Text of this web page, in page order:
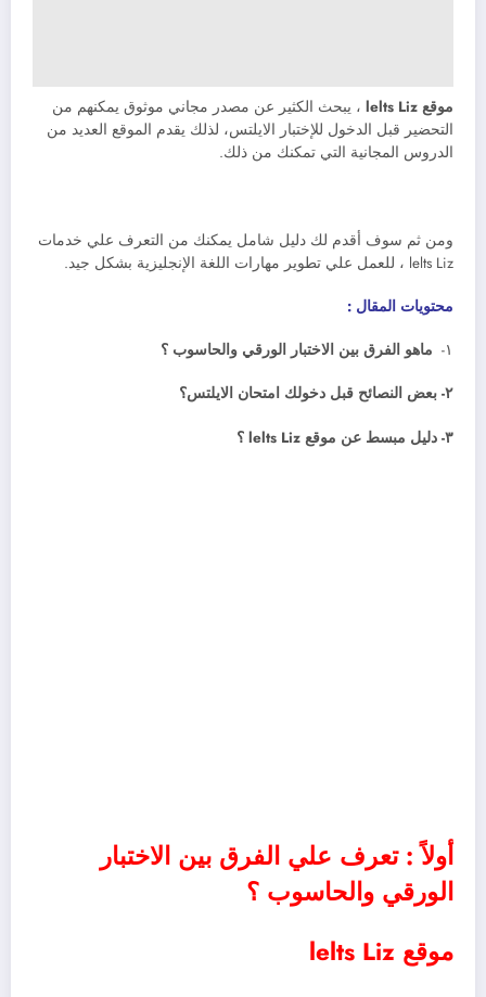
موقع lelts Liz
، يبحث الكثير عن مصدر مجاني موثوق يمكنهم من
التحضير قبل الدخول للإختبار الايلتس، لذلك يقدم الموقع العديد من
الدروس المجانية التي تمكنك من ذلك.
ومن ثم سوف أقدم لك دليل شامل يمكنك من التعرف علي خدمات
lelts Liz ، للعمل علي تطوير مهارات اللغة الإنجليزية بشكل جيد.
محتويات المقال :
١- ماهو الفرق بين الاختبار الورقي والحاسوب ؟
٢- بعض النصائح قبل دخولك امتحان الايلتس؟
٣- دليل مبسط عن موقع lelts Liz ؟
أولاً : تعرف علي الفرق بين الاختبار
الورقي والحاسوب ؟
موقع lelts Liz